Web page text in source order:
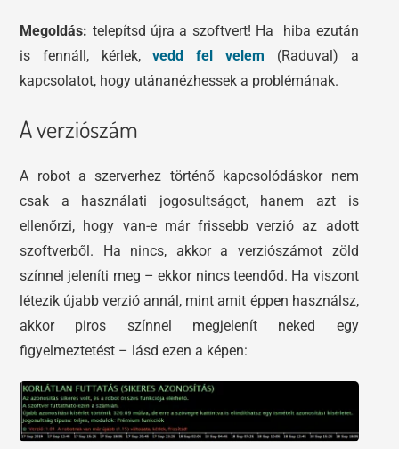
Megoldás: telepítsd újra a szoftvert! Ha hiba ezután
is fennáll, kérlek,vedd fel velem (Raduval) a
kapcsolatot, hogy utánanézhessek a problémának.
A verziószám
A robot a szerverhez történő kapcsolódáskor nem
csak a használati jogosultságot, hanem azt is
ellenőrzi, hogy van-e már frissebb verzió az adott
szoftverből. Ha nincs, akkor a verziószámot zöld
színnel jeleníti meg – ekkor nincs teendőd. Ha viszont
létezik újabb verzió annál, mint amit éppen használsz,
akkor piros színnel megjelenít neked egy
figyelmeztetést – lásd ezen a képen: